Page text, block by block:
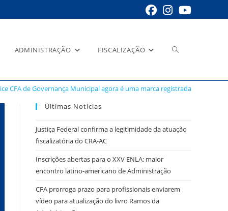
ADMINISTRAÇÃO FISCALIZAÇÃO Alternar
CFA de Governança Municipal agora é uma marca registrada
Últimas Notícias
Justiça Federal confirma a legitimidade da atuação
fiscalizatória do CRA-AC
Inscrições abertas para o XXV ENLA: maior
encontro latino-americano de Administração
CFA prorroga prazo para profissionais enviarem
vídeo para atualização do livro Ramos da